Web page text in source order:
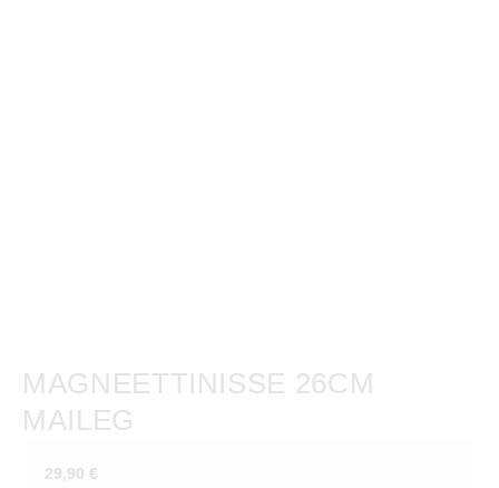
MAGNEETTINISSE 26CM
MAILEG
29,90 €